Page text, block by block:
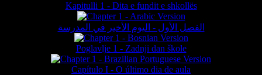
Kapitulli 1 - Dita e fundit e shkollës
الفصل الأول - اليوم الأخير في المدرسة
Poglavlje 1 - Zadnji dan škole
Capítulo I - O último dia de aula